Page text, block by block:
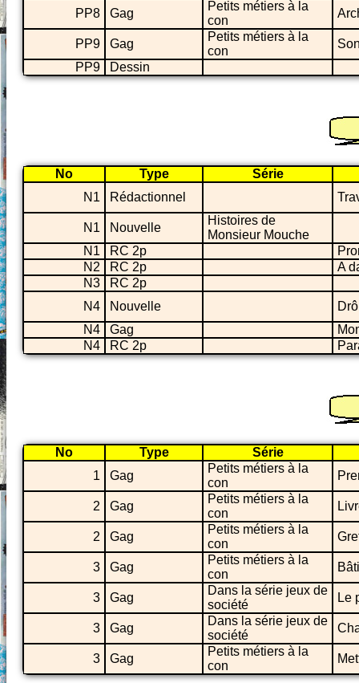
PP8
Gag
Petits métiers à la
con
PP9 Gag
Petits métiers à la
con
PP9
Dessin
No Type
Série
N1
Rédactionnel
N1 Nouvelle
Histoires de
Monsieur Mouche
N1
RC 2p
N2
RC 2p
A
N3
RC 2p
N4
Nouvelle
N4
Gag
N4
RC 2p
No Type
Série
1
Gag
Petits métiers à la
con
2 Gag
Petits métiers à la
con
2 Gag
Petits métiers à la
con
3 Gag
Petits métiers à la
con
3 Gag
Dans la série jeux de
société
Le
3 Gag
Dans la série jeux de
société
3 Gag
Petits métiers à la
con